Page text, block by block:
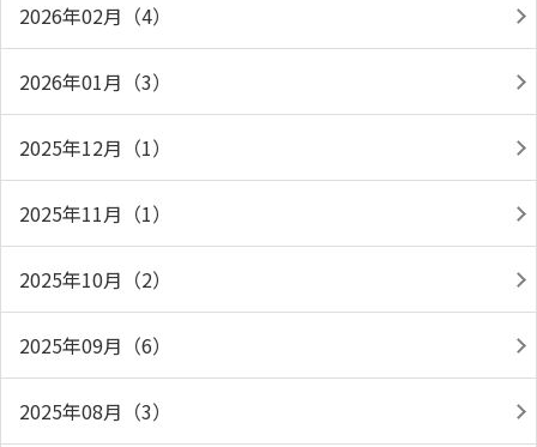
2026年02月（4）
2026年01月（3）
2025年12月（1）
2025年11月（1）
2025年10月（2）
2025年09月（6）
2025年08月（3）